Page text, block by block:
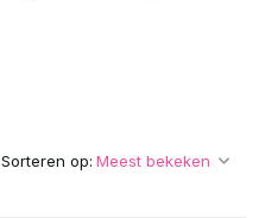
Sorteren op: